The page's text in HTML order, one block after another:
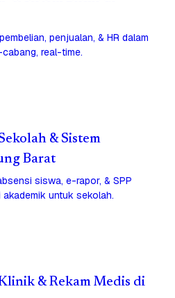
penjualan, & HR dalam
real-time.
& Sistem
Barat
siswa, e-rapor, & SPP
untuk sekolah.
& Rekam Medis di